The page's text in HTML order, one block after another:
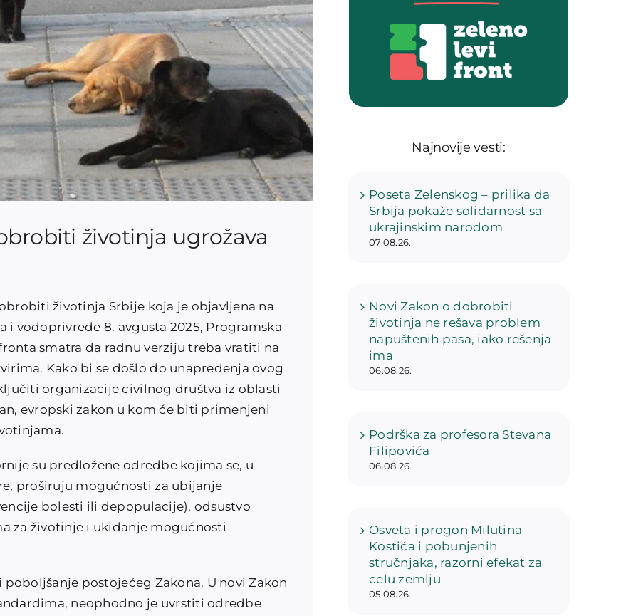
životinja ugrožava
životinja Srbije koja je objavljena na
vodoprivrede 8. avgusta 2025, Programska
smatra da radnu verziju treba vratiti na
Kako bi se došlo do unapređenja ovog
organizacije civilnog društva iz oblasti
evropski zakon u kom će biti primenjeni
su predložene odredbe kojima se, u
proširuju mogućnosti za ubijanje
bolesti ili depopulacije), odsustvo
za životinje i ukidanje mogućnosti
postojećeg Zakona. U novi Zakon
neophodno je uvrstiti odredbe
Najnovije vesti:
Poseta Zelenskog – prilika da
Srbija pokaže solidarnost sa
ukrajinskim narodom
07.08.26.
Novi Zakon o dobrobiti
životinja ne rešava problem
napuštenih pasa, iako rešenja
ima
06.08.26.
Podrška za profesora Stevana
Filipovića
06.08.26.
Osveta i progon Milutina
Kostića i pobunjenih
stručnjaka, razorni efekat za
celu zemlju
05.08.26.